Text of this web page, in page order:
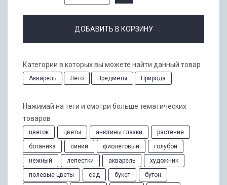
ДОБАВИТЬ В КОРЗИНУ
Категории в которых вы можете найти данный товар
Акварель Лето Предметы Природа
Нажимай на теги и смотри больше тематических
товаров
цветок цветы анютины глазки
растение
ботаника
синий фиолетовый
голубой
нежный
лепестки акварель
художник
полевые цветы
сад букет
бутон